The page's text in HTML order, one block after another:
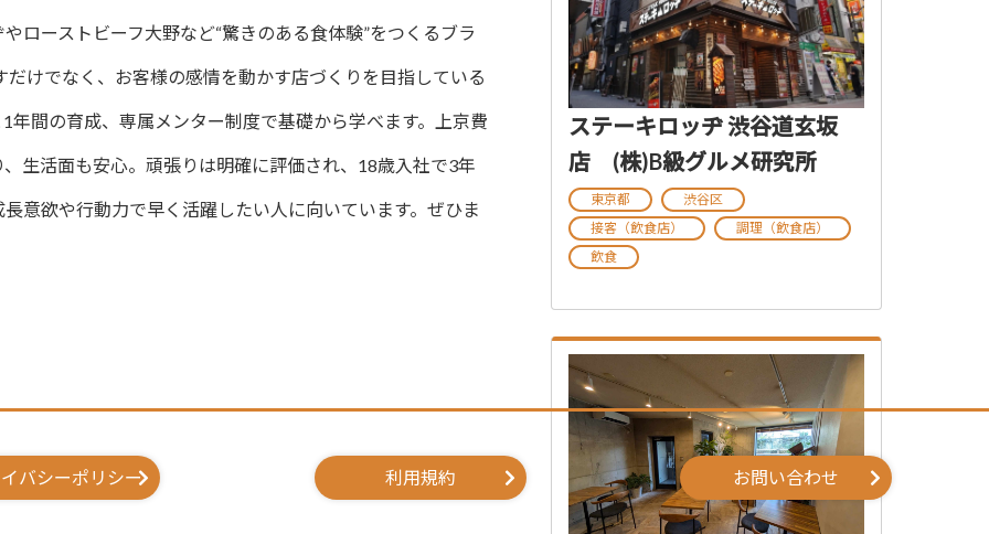
ローストビーフ大野など“驚きのある食体験”をつくるブラ
けでなく、お客様の感情を動かす店づくりを目指している
間の育成、専属メンター制度で基礎から学べます。上京費
生活面も安心。頑張りは明確に評価され、18歳入社で3年
意欲や行動力で早く活躍したい人に向いています。ぜひま
ステーキロッヂ 渋谷道玄坂
店 (株)B級グルメ研究所
東京都
渋谷区
接客（飲食店）
調理（飲食店）
飲食
バシーポリシー 利用規約 お問い合わせ